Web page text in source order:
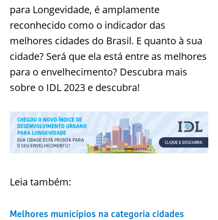
para Longevidade, é amplamente
reconhecido como o indicador das
melhores cidades do Brasil. E quanto à sua
cidade? Será que ela está entre as melhores
para o envelhecimento? Descubra mais
sobre o IDL 2023 e descubra!
Leia também:
Melhores municípios na categoria cidades